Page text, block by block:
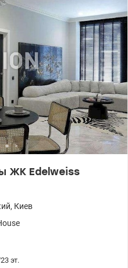
000 у.е. Оксана Фурс ,.067
ЖК Edelweiss
, Киев
эт.